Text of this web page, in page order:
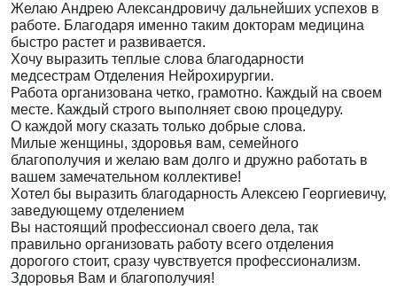
Желаю Андрею Александровичу дальнейших успехов в
работе. Благодаря именно таким докторам медицина
быстро растет и развивается.
Хочу выразить теплые слова благодарности
медсестрам Отделения Нейрохирургии.
Работа организована четко, грамотно. Каждый на своем
месте. Каждый строго выполняет свою процедуру.
О каждой могу сказать только добрые слова.
Милые женщины, здоровья вам, семейного
благополучия и желаю вам долго и дружно работать в
вашем замечательном коллективе!
Хотел бы выразить благодарность Алексею Георгиевичу,
заведующему отделением
Вы настоящий профессионал своего дела, так
правильно организовать работу всего отделения
дорогого стоит, сразу чувствуется профессионализм.
Здоровья Вам и благополучия!